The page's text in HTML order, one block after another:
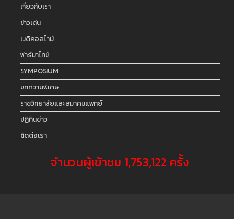
เกี่ยวกับเรา
ข่าวเด่น
เมดิคอลไทม์
ฟาร์มาไทม์
SYMPOSIUM
บทความพิเศษ
ราชวิทยาลัยและสมาคมแพทย์
ปฏิทินข่าว
ติดต่อเรา
จำนวนผู้เข้าชม 1,753,122 ครั้ง